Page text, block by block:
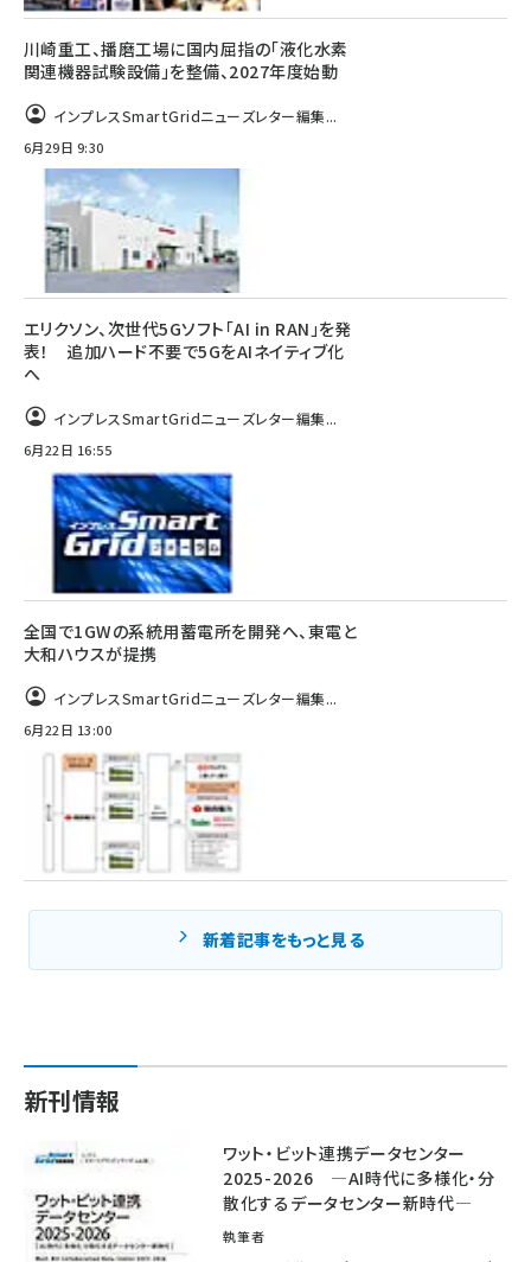
川崎重工、播磨工場に国内屈指の「液化水素
関連機器試験設備」を整備、2027年度始動
インプレスSmartGridニューズレター編集...
6月29日 9:30
エリクソン、次世代5Gソフト「AI in RAN」を発
表！ 追加ハード不要で5GをAIネイティブ化
へ
インプレスSmartGridニューズレター編集...
6月22日 16:55
全国で1GWの系統用蓄電所を開発へ、東電と
大和ハウスが提携
インプレスSmartGridニューズレター編集...
6月22日 13:00
新着記事をもっと見る
新刊情報
ワット・ビット連携データセンター
2025-2026 ―AI時代に多様化・分
散化するデータセンター新時代―
執筆者